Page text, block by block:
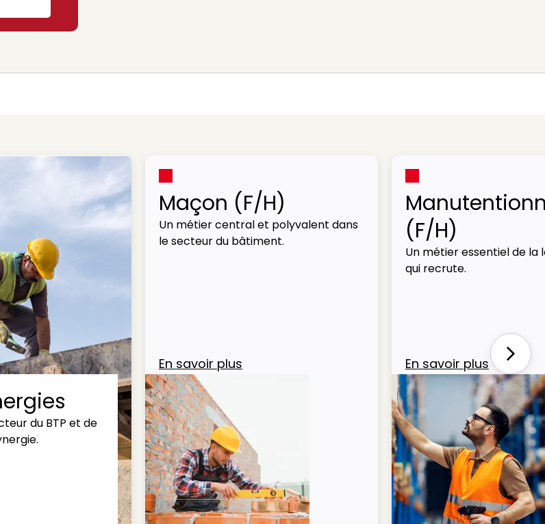
du BTP et de
Maçon (F/H)
Un métier central et polyvalent dans
le secteur du bâtiment.
En savoir plus
(F/H)
Un métier essentiel de la
qui recrute.
En savoir plus Next